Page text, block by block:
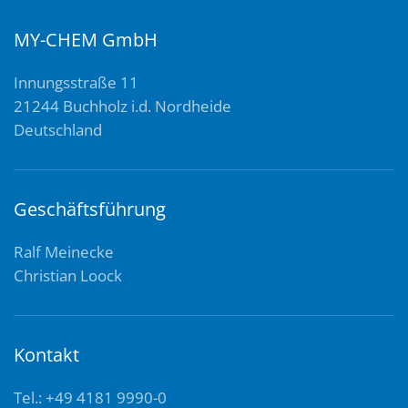
MY-CHEM GmbH
Innungsstraße 11
21244 Buchholz i.d. Nordheide
Deutschland
Geschäftsführung
Ralf Meinecke
Christian Loock
Kontakt
Tel.: +49 4181 9990-0